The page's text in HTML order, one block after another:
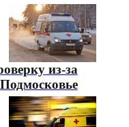
из-за